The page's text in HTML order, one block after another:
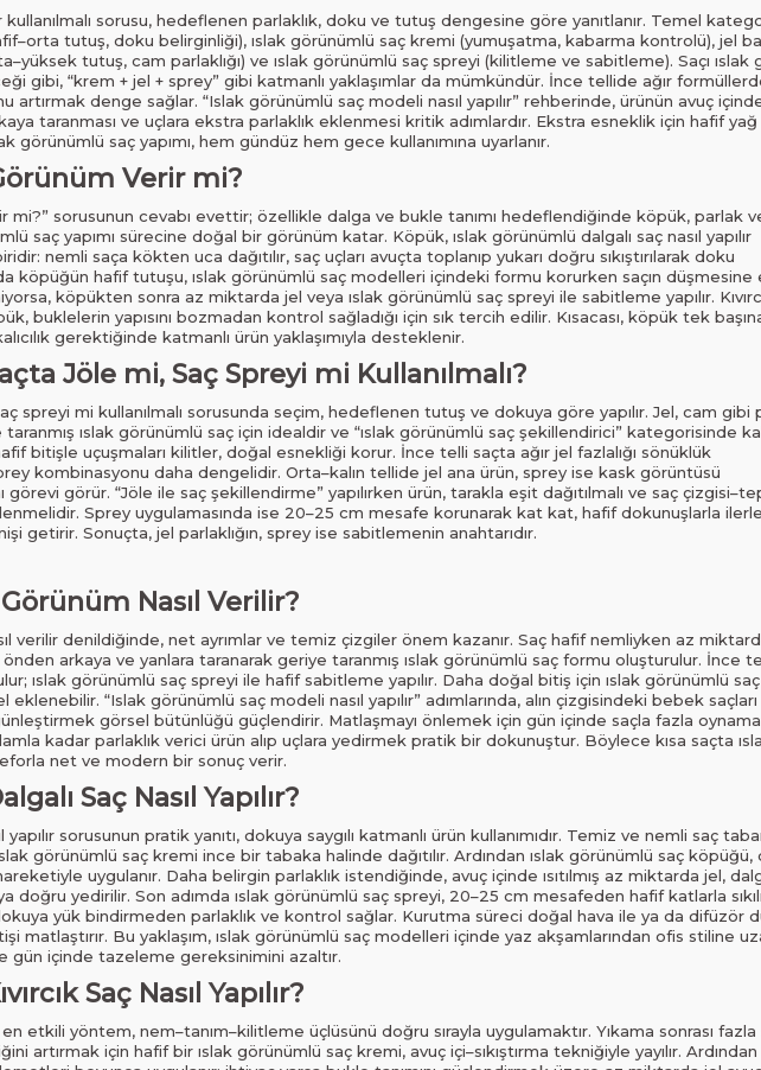
sorusu, hedeflenen parlaklık, doku ve tutuş dengesine göre yanıtlanır. Temel
tutuş, doku belirginliği), ıslak görünümlü saç kremi (yumuşatma, kabarma kontrolü), jel
tutuş, cam parlaklığı) ve ıslak görünümlü saç spreyi (kilitleme ve sabitleme). Saçı ıslak
gibi, “krem + jel + sprey” gibi katmanlı yaklaşımlar da mümkündür. İnce tellide ağır
artırmak denge sağlar. “Islak görünümlü saç modeli nasıl yapılır” rehberinde, ürünün avuç içinde
taranması ve uçlara ekstra parlaklık eklenmesi kritik adımlardır. Ekstra esneklik için hafif yağ
görünümlü saç yapımı, hem gündüz hem gece kullanımına uyarlanır.
Verir mi?
mi?” sorusunun cevabı evettir; özellikle dalga ve bukle tanımı hedeflendiğinde köpük, parlak
saç yapımı sürecine doğal bir görünüm katar. Köpük, ıslak görünümlü dalgalı saç nasıl yapılır
nemli saça kökten uca dağıtılır, saç uçları avuçta toplanıp yukarı doğru sıkıştırılarak doku
köpüğün hafif tutuşu, ıslak görünümlü saç modelleri içindeki formu korurken saçın düşmesine
köpükten sonra az miktarda jel veya ıslak görünümlü saç spreyi ile sabitleme yapılır.
buklelerin yapısını bozmadan kontrol sağladığı için sık tercih edilir. Kısacası, köpük tek
gerektiğinde katmanlı ürün yaklaşımıyla desteklenir.
Jöle mi, Saç Spreyi mi Kullanılmalı?
spreyi mi kullanılmalı sorusunda seçim, hedeflenen tutuş ve dokuya göre yapılır. Jel, cam gibi
ıslak görünümlü saç için idealdir ve “ıslak görünümlü saç şekillendirici” kategorisinde
bitişle uçuşmaları kilitler, doğal esnekliği korur. İnce telli saçta ağır jel fazlalığı sönüklük
kombinasyonu daha dengelidir. Orta–kalın tellide jel ana ürün, sprey ise kask görüntüsü
görür. “Jöle ile saç şekillendirme” yapılırken ürün, tarakla eşit dağıtılmalı ve saç
Sprey uygulamasında ise 20–25 cm mesafe korunarak kat kat, hafif dokunuşlarla
getirir. Sonuçta, jel parlaklığın, sprey ise sabitlemenin anahtarıdır.
Görünüm Nasıl Verilir?
verilir denildiğinde, net ayrımlar ve temiz çizgiler önem kazanır. Saç hafif nemliyken az
önden arkaya ve yanlara taranarak geriye taranmış ıslak görünümlü saç formu oluşturulur. İnce
ıslak görünümlü saç spreyi ile hafif sabitleme yapılır. Daha doğal bitiş için ıslak görünümlü
“Islak görünümlü saç modeli nasıl yapılır” adımlarında, alın çizgisindeki bebek
görsel bütünlüğü güçlendirir. Matlaşmayı önlemek için gün içinde saçla fazla
kadar parlaklık verici ürün alıp uçlara yedirmek pratik bir dokunuştur. Böylece kısa saçta
net ve modern bir sonuç verir.
Saç Nasıl Yapılır?
sorusunun pratik yanıtı, dokuya saygılı katmanlı ürün kullanımıdır. Temiz ve nemli saç
görünümlü saç kremi ince bir tabaka halinde dağıtılır. Ardından ıslak görünümlü saç köpüğü,
uygulanır. Daha belirgin parlaklık istendiğinde, avuç içinde ısıtılmış az miktarda jel,
doğru yedirilir. Son adımda ıslak görünümlü saç spreyi, 20–25 cm mesafeden hafif katlarla
yük bindirmeden parlaklık ve kontrol sağlar. Kurutma süreci doğal hava ile ya da difüzör
matlaştırır. Bu yaklaşım, ıslak görünümlü saç modelleri içinde yaz akşamlarından ofis stiline
gün içinde tazeleme gereksinimini azaltır.
Saç Nasıl Yapılır?
en etkili yöntem, nem–tanım–kilitleme üçlüsünü doğru sırayla uygulamaktır. Yıkama sonrası fazla
artırmak için hafif bir ıslak görünümlü saç kremi, avuç içi–sıkıştırma tekniğiyle yayılır. Ardından